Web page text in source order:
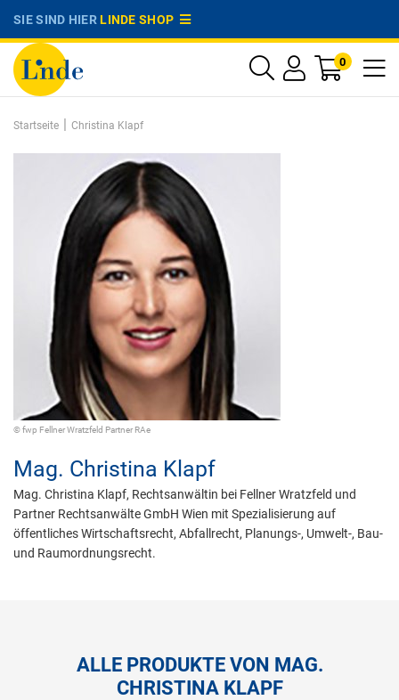
SIE SIND HIERLINDE SHOP
0
Startseite | Christina Klapf
© fwp Fellner Wratzfeld Partner RAe
Mag. Christina Klapf
Mag. Christina Klapf, Rechtsanwältin bei Fellner Wratzfeld und
Partner Rechtsanwälte GmbH Wien mit Spezialisierung auf
öffentliches Wirtschaftsrecht, Abfallrecht, Planungs-, Umwelt-, Bau-
und Raumordnungsrecht.
ALLE PRODUKTE VON MAG.
CHRISTINA KLAPF